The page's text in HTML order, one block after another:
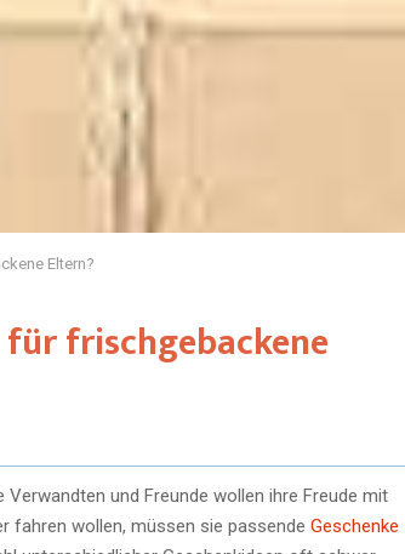
Eltern?
für frischgebackene
Verwandten und Freunde wollen ihre Freude mit
fahren wollen, müssen sie passende Geschenke